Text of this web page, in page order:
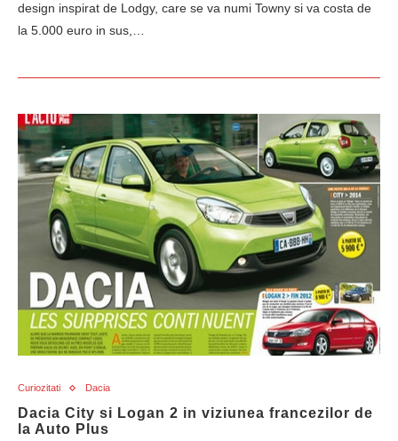
design inspirat de Lodgy, care se va numi Towny si va costa de
la 5.000 euro in sus,…
Curiozitati Dacia
Dacia City si Logan 2 in viziunea francezilor de
la Auto Plus